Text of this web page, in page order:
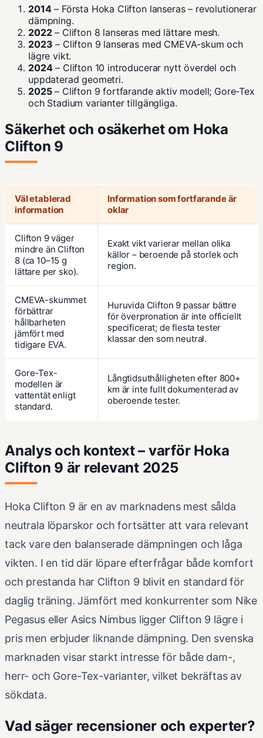
2014– Första Hoka Clifton lanseras – revolutionerar
dämpning.
2022– Clifton 8 lanseras med lättare mesh.
2023 – Clifton 9 lanseras med CMEVA-skum och
lägre vikt.
2024– Clifton 10 introducerar nytt överdel och
uppdaterad geometri.
2025– Clifton 9 fortfarande aktiv modell; Gore-Tex
och Stadium varianter tillgängliga.
Säkerhet och osäkerhet om Hoka
Clifton 9
Väl etablerad
information
Information som fortfarande är
oklar
Clifton 9 väger
mindre än Clifton
8 (ca 10–15 g
lättare per sko).
Exakt vikt varierar mellan olika
källor – beroende på storlek och
region.
CMEVA-skummet
förbättrar
hållbarheten
jämfört med
tidigare EVA.
Huruvida Clifton 9 passar bättre
för överpronation är inte officiellt
specificerat; de flesta tester
klassar den som neutral.
Gore-Tex-
modellen är
vattentät enligt
standard.
Långtidsuthålligheten efter 800+
km är inte fullt dokumenterad av
oberoende tester.
Analys och kontext – varför Hoka
Clifton 9 är relevant 2025
Hoka Clifton 9 är en av marknadens mest sålda
neutrala löparskor och fortsätter att vara relevant
tack vare den balanserade dämpningen och låga
vikten. I en tid där löpare efterfrågar både komfort
och prestanda har Clifton 9 blivit en standard för
daglig träning. Jämfört med konkurrenter som Nike
Pegasus eller Asics Nimbus ligger Clifton 9 lägre i
pris men erbjuder liknande dämpning. Den svenska
marknaden visar starkt intresse för både dam-,
herr- och Gore-Tex-varianter, vilket bekräftas av
sökdata.
Vad säger recensioner och experter?